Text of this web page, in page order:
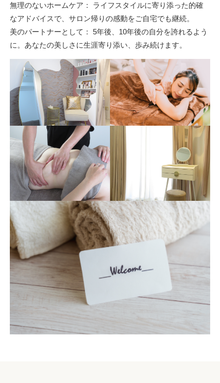
無理のないホームケア： ライフスタイルに寄り添った的確
なアドバイスで、サロン帰りの感動をご自宅でも継続。
美のパートナーとして： 5年後、10年後の自分を誇れるよう
に。あなたの美しさに生涯寄り添い、歩み続けます。